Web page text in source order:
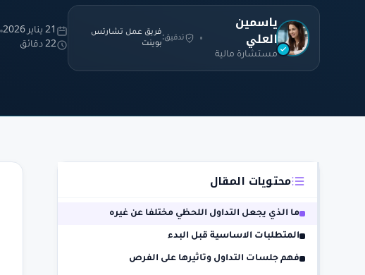
ياسمين
العلي
مستشارة مالية
تدقيق:
فريق عمل تشارتس
بوينت
21 يناير 2026
22 دقائق
محتويات المقال
ما الذي يجعل التداول اللحظي مختلفا عن غيره
المتطلبات الاساسية قبل البدء
فهم جلسات التداول وتاثيرها على الفرص